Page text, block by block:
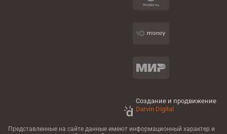
Создание и продвижение
Darvin Digital
Представленные на сайте данные имеют информационный характер и